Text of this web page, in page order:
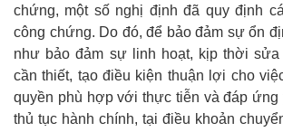
chứng, một số nghị định đã quy định
công chứng. Do đó, để bảo đảm sự ổn
như bảo đảm sự linh hoạt, kịp thời sửa
cần thiết, tạo điều kiện thuận lợi cho
quyền phù hợp với thực tiễn và đáp ứng
thủ tục hành chính, tại điều khoản